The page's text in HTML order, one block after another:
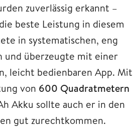
zuverlässig erkannt –
beste Leistung in diesem
in systematischen, eng
und überzeugte mit einer
leicht bedienbaren App. Mit
von 600 Quadratmetern
Akku sollte auch er in den
gut zurechtkommen.